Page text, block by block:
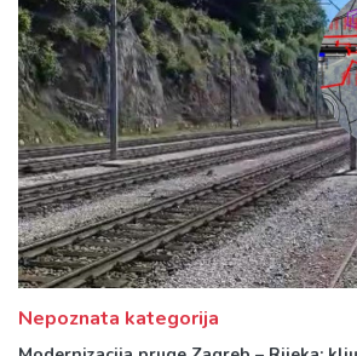
Nepoznata kategorija